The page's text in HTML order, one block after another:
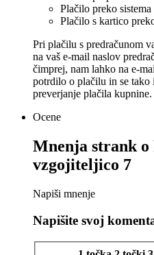
Plačilo preko sistema
Plačilo s kartico
Pri plačilu s predračunom
na vaš e-mail naslov
čimprej, nam lahko na e-
potrdilo o plačilu in se tako
preverjanje plačila kupnine.
Ocene
Mnenja strank o
vzgojiteljico 7
Napiši mnenje
Napišite svoj